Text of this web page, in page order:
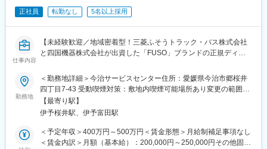
ると高いご評価を頂いています。
■当社の魅力：
・全ての部門（整備、営業等）が連携しながら、丁寧なアフター
フォローに力を入れております。修理、故障を未然に防ぐ定期的
な点検案内をきめ細やかに行っていることから、多くのお客様よ
て取引先からの厚い信頼に加えて、各地域に支店、営業所を展開
しているため、抜群の安定基盤を誇ります。
■社風：
制が築かれております。また、社内研修、社内イベントなどにお
いて、各部署、各支店の社員と交流できるチャンスが多々用意さ
正社員 転勤なし 5名以上採用
仕事内容
【未経験歓迎／地域密着型！三菱ふそうトラック・バス株式会社
と四国機器株式会社が出資した「FUSO」ブランドの正規ディー
能な環境です／転勤なし】
■業務概要：
大型のトラック、商用車の整備を担当いただきます。
※車検がメインとなり、基本的には工場勤務です。外に行くことは
ほとんどありません。
勤務地
＜勤務地詳細＞今治サービスセンター住所：愛媛県今治市郷桜井
四丁目7-43 受動喫煙対策：敷地内喫煙可能場所あり変更の範囲：
無【最寄り駅】
伊予桜井駅、伊予富田駅
＜予定年収＞400万円～500万円＜賃金形態＞月給制補足事項なし
＜賃金内訳＞月額（基本給）：200,000円～250,000円その他固定